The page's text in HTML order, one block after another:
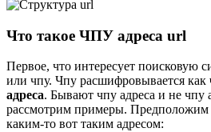
Что такое ЧПУ адреса url
Первое, что интересует поисковую
или чпу. Чпу расшифровывается как
адреса. Бывают чпу адреса и не чпу
рассмотрим примеры. Предположим
каким-то вот таким адресом: